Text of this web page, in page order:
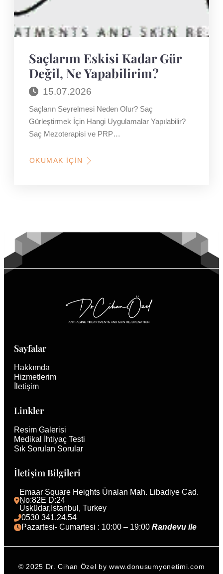
Saçlarım Eskisi Kadar Gür
Değil, Ne Yapabilirim?
15.07.2026
Saçların Seyrelmesi Neden Olur? Saç
Gürleştirmek İçin Hangi Uygulamalar Yapılabilir?
Saç Mezoterapisi ve PRP…
OKUMAK İÇIN
HAKKINDA
Sayfalar
Hakkımda
Hizmetlerim
İletişim
Linkler
Resim Galerisi
Medikal İhtiyaç Testi
Sık Sorulan Sorular
İletişim Bilgileri
Emaar Square Heights Ünalan Mah. Libadiye Cad.
No:82E D:24
Üsküdar,İstanbul, Turkey
0530 341.24.54
Pazartesi- Cumartesi : 10:00 – 19:00 Randevu ile
© 2025 Dr. Cihan Özel by www.donusumyonetimi.com